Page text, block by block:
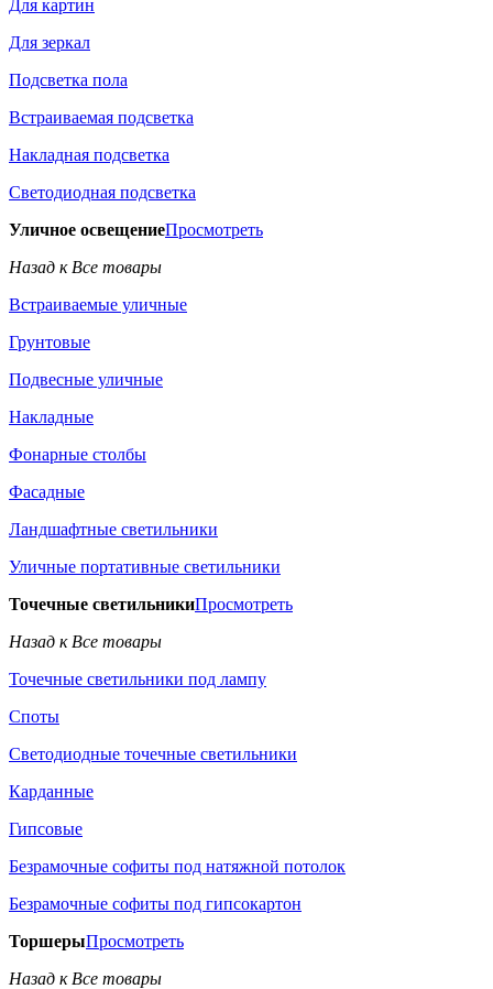
Для картин
Для зеркал
Подсветка пола
Встраиваемая подсветка
Накладная подсветка
Светодиодная подсветка
Уличное освещениеПросмотреть
Назад к Все товары
Встраиваемые уличные
Грунтовые
Подвесные уличные
Накладные
Фонарные столбы
Фасадные
Ландшафтные светильники
Уличные портативные светильники
Точечные светильникиПросмотреть
Назад к Все товары
Точечные светильники под лампу
Споты
Светодиодные точечные светильники
Карданные
Гипсовые
Безрамочные софиты под натяжной потолок
Безрамочные софиты под гипсокартон
ТоршерыПросмотреть
Назад к Все товары